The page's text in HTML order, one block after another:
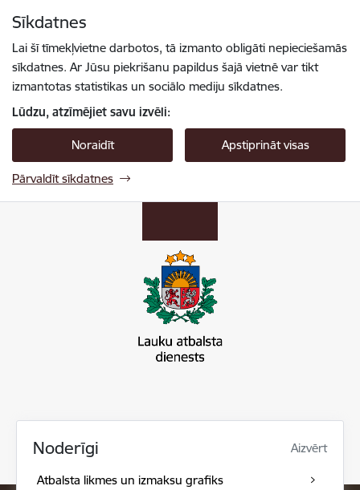
Sīkdatnes
Lai šī tīmekļvietne darbotos, tā izmanto obligāti nepieciešamās
sīkdatnes. Ar Jūsu piekrišanu papildus šajā vietnē var tikt
izmantotas statistikas un sociālo mediju sīkdatnes.
Lūdzu, atzīmējiet savu izvēli:
Noraidīt Apstiprināt visas
Pārvaldīt sīkdatnes
Noderīgi Aizvērt
Atbalsta likmes un izmaksu grafiks